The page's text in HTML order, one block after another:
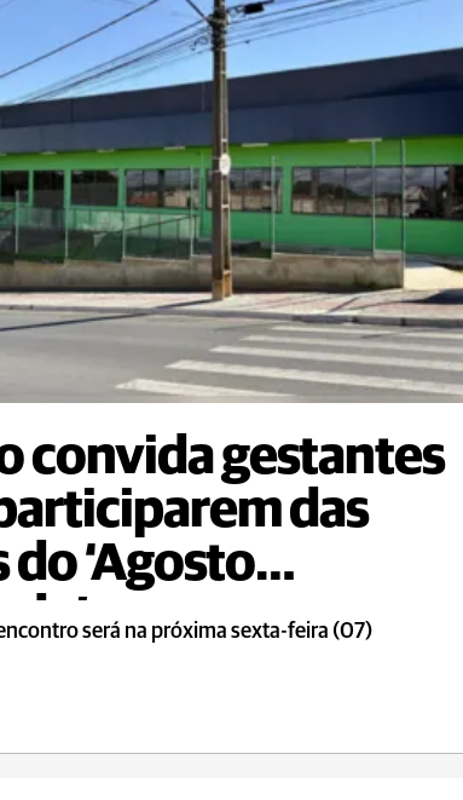
convida gestantes
das
do ‘Agosto
será na próxima sexta-feira (07)